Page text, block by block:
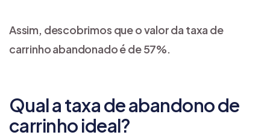
Assim, descobrimos que o valor da taxa de
carrinho abandonado é de 57%.
Qual a taxa de abandono de
carrinho ideal?